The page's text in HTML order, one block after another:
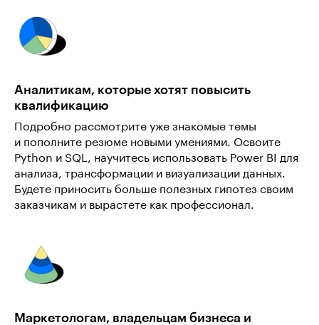
Аналитикам, которые хотят повысить
квалификацию
Подробно рассмотрите уже знакомые темы
и пополните резюме новыми умениями. Освоите
Python и SQL, научитесь использовать Power BI для
анализа, трансформации и визуализации данных.
Будете приносить больше полезных гипотез своим
заказчикам и вырастете как профессионал.
Маркетологам, владельцам бизнеса и